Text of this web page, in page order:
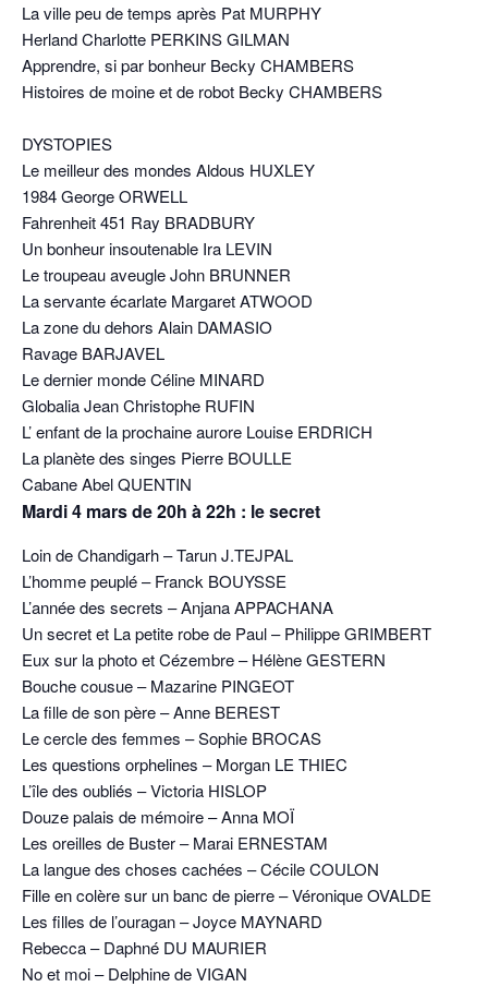
La ville peu de temps après Pat MURPHY
Herland Charlotte PERKINS GILMAN
Apprendre, si par bonheur Becky CHAMBERS
Histoires de moine et de robot Becky CHAMBERS
DYSTOPIES
Le meilleur des mondes Aldous HUXLEY
1984 George ORWELL
Fahrenheit 451 Ray BRADBURY
Un bonheur insoutenable Ira LEVIN
Le troupeau aveugle John BRUNNER
La servante écarlate Margaret ATWOOD
La zone du dehors Alain DAMASIO
Ravage BARJAVEL
Le dernier monde Céline MINARD
Globalia Jean Christophe RUFIN
L’ enfant de la prochaine aurore Louise ERDRICH
La planète des singes Pierre BOULLE
Cabane Abel QUENTIN
Mardi 4 mars de 20h à 22h : le secret
Loin de Chandigarh – Tarun J.TEJPAL
L’homme peuplé – Franck BOUYSSE
L’année des secrets – Anjana APPACHANA
Un secret et La petite robe de Paul – Philippe GRIMBERT
Eux sur la photo et Cézembre – Hélène GESTERN
Bouche cousue – Mazarine PINGEOT
La fille de son père – Anne BEREST
Le cercle des femmes – Sophie BROCAS
Les questions orphelines – Morgan LE THIEC
L’île des oubliés – Victoria HISLOP
Douze palais de mémoire – Anna MOÏ
Les oreilles de Buster – Marai ERNESTAM
La langue des choses cachées – Cécile COULON
Fille en colère sur un banc de pierre – Véronique OVALDE
Les filles de l’ouragan – Joyce MAYNARD
Rebecca – Daphné DU MAURIER
No et moi – Delphine de VIGAN